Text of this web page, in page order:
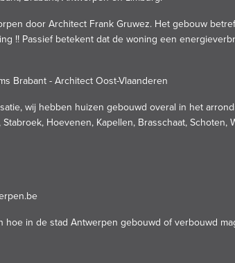
door Architect Frank Gruwez. Het gebouw
!! Passief betekent dat de woning een
Brabant - Architect Oost-Vlaanderen
wij hebben huizen gebouwd overal in het
Hoevenen, Kapellen, Brasschaat, Schoten,
in de stad Antwerpen gebouwd of verbouwd